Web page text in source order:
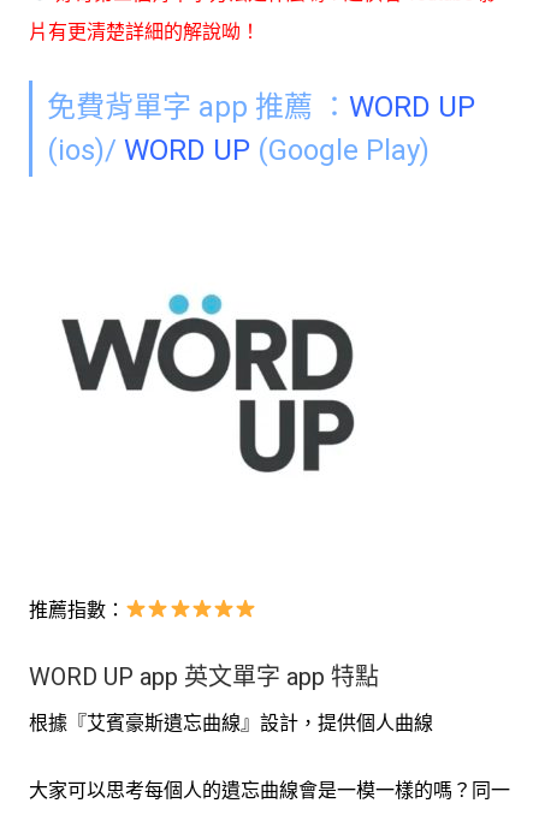
片有更清楚詳細的解說呦！
免費背單字 app 推薦 ： WORD UP
(ios)/ WORD UP (Google Play)
推薦指數：
WORD UP app 英文單字 app 特點
根據『艾賓豪斯遺忘曲線』設計，提供個人曲線
大家可以思考每個人的遺忘曲線會是一模一樣的嗎？同一